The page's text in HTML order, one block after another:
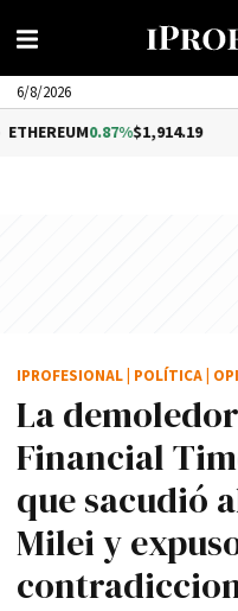
6/8/2026
$1,914.19
La
Financial
que sacudió
Milei y
IPROFESIONAL POLÍTICA